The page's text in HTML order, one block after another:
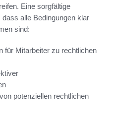
Eine sorgfältige
alle Bedingungen klar
sind:
für Mitarbeiter zu rechtlichen
potenziellen rechtlichen